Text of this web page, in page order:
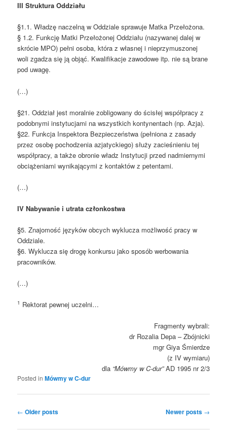
III Struktura Oddziału
§1.1. Władzę naczelną w Oddziale sprawuje Matka Przełożona.
§ 1.2. Funkcję Matki Przełożonej Oddziału (nazywanej dalej w
skrócie MPO) pełni osoba, która z własnej i nieprzymuszonej
woli zgadza się ją objąć. Kwalifikacje zawodowe itp. nie są brane
pod uwagę.
(…)
§21. Oddział jest moralnie zobligowany do ścisłej współpracy z
podobnymi instytucjami na wszystkich kontynentach (np. Azja).
§22. Funkcja Inspektora Bezpieczeństwa (pełniona z zasady
przez osobę pochodzenia azjatyckiego) służy zacieśnieniu tej
współpracy, a także obronie władz Instytucji przed nadmiernymi
obciążeniami wynikającymi z kontaktów z petentami.
(…)
IV Nabywanie i utrata członkostwa
§5. Znajomość języków obcych wyklucza możliwość pracy w
Oddziale.
§6. Wyklucza się drogę konkursu jako sposób werbowania
pracowników.
(…)
1 Rektorat pewnej uczelni…
Fragmenty wybrali:
dr Rozalia Depa – Zbójnicki
mgr Giya Śmierdze
(z IV wymiaru)
dla “Mówmy w C-dur”AD 1995 nr 2/3
Posted in Mówmy w C-dur
Post
← Older posts Newer posts →